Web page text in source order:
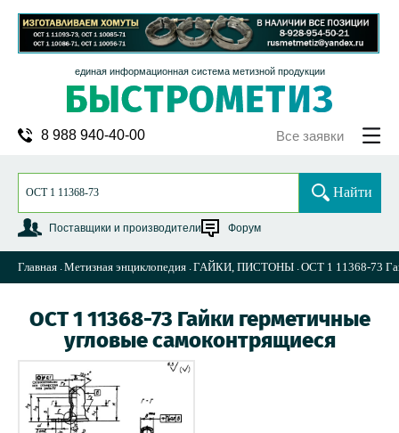
единая информационная система метизной продукции
8 988 940-40-00 Все заявки
Поставщики и производители Форум
Найти
Главная Метизная энциклопедия ГАЙКИ, ПИСТОНЫ ОСТ 1 11368-73
ОСТ 1 11368-73 Гайки герметичные
угловые самоконтрящиеся